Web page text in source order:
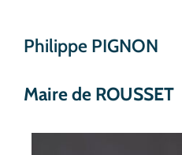
Philippe PIGNON
Maire de ROUSSET